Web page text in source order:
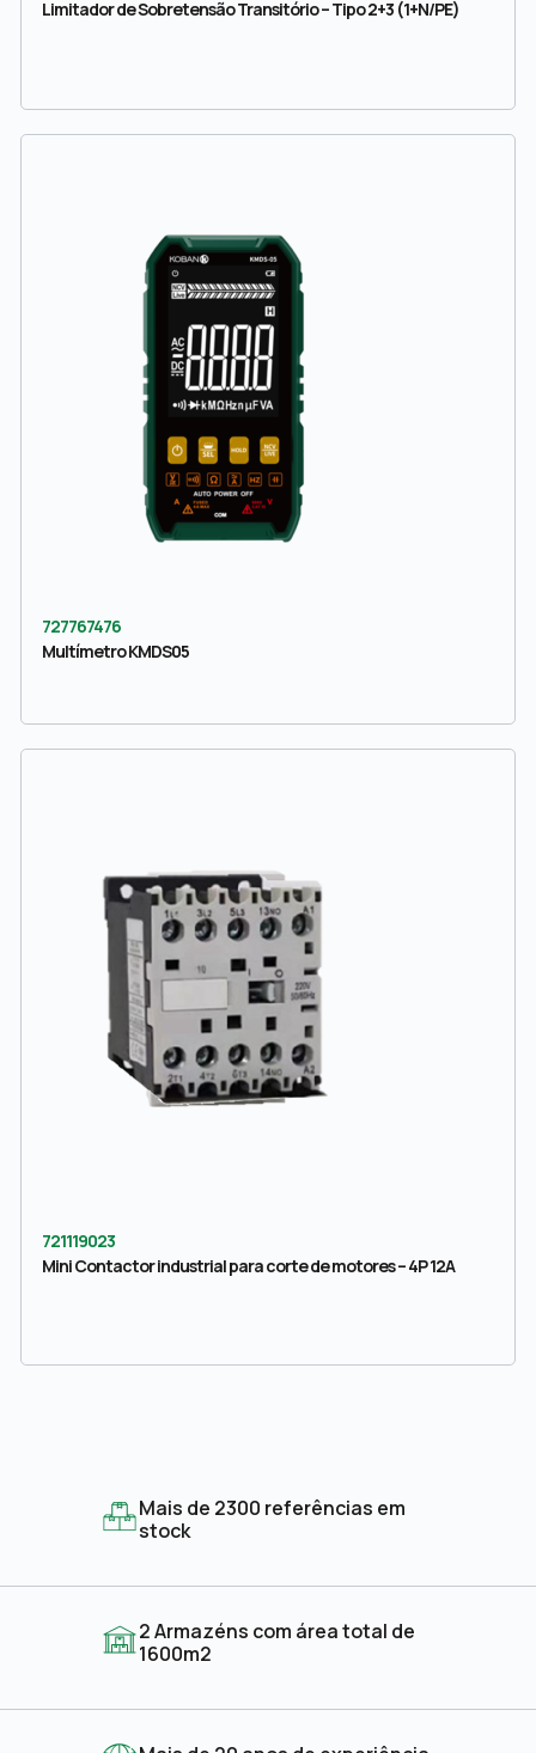
Limitador de Sobretensão Transitório – Tipo 2+3 (1+N/PE)
727767476
Multímetro KMDS05
721119023
Mini Contactor industrial para corte de motores – 4P 12A
Mais de 2300 referências em
stock
2 Armazéns com área total de
1600m2